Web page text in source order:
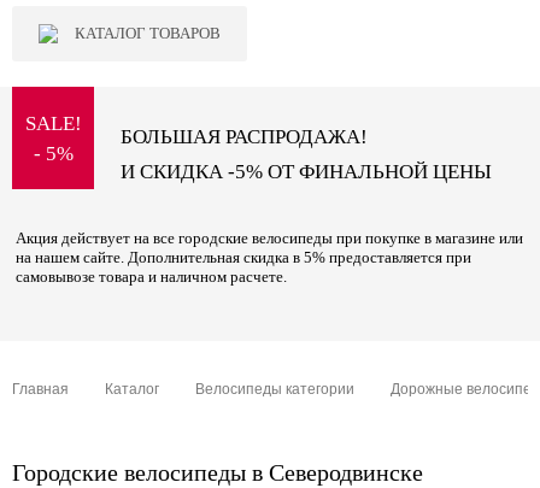
КАТАЛОГ ТОВАРОВ
SALE!
- 5%
БОЛЬШАЯ РАСПРОДАЖА!
И СКИДКА -5% ОТ ФИНАЛЬНОЙ ЦЕНЫ
Акция действует на все городские велосипеды при покупке в магазине или
на нашем сайте. Дополнительная скидка в 5% предоставляется при
самовывозе товара и наличном расчете.
Главная Каталог Велосипеды категории Дорожные
Городские велосипеды в Северодвинске